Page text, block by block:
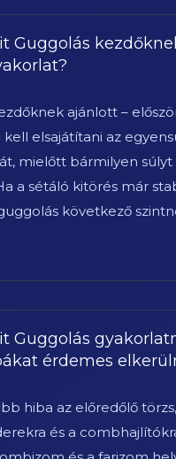
Guggolás
ajánlott –
elsajátítani az
mielőtt bármilyen súlyt
a sétáló kitörés már
következő
Guggolás
érdemes
hiba az előredőlő
és a